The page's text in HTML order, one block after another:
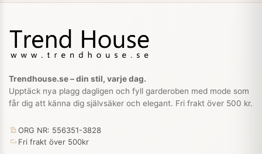
Trendhouse.se – din stil, varje dag.
Upptäck nya plagg dagligen och fyll garderoben med mode som
får dig att känna dig självsäker och elegant. Fri frakt över 500 kr.
ORG NR: 556351-3828
Fri frakt över 500kr